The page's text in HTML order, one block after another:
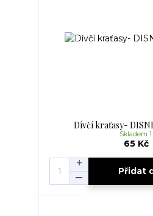
Dívčí kraťasy-
65 Kč
Skladem 1
Přidat